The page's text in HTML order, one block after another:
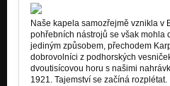
Naše kapela samozřejmě vznikla v
pohřebních nástrojů se však mohla
jediným způsobem, přechodem
dobrovolníci z podhorských
dvoutisícovou horu s našimi
1921. Tajemství se začíná rozplétat.